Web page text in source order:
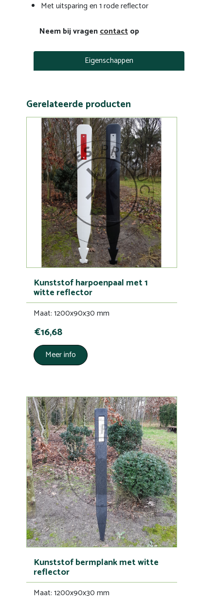
Met uitsparing en 1 rode reflector
Neem bij vragencontactop
Eigenschappen
Gerelateerde producten
Kunststof harpoenpaal met 1
witte reflector
Maat: 1200x90x30 mm
€16,68
Meer info
Kunststof bermplank met witte
reflector
Maat: 1200x90x30 mm